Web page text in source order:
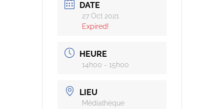
DATE
27 Oct 2021
Expired!
HEURE
14h00 - 15h00
LIEU
Médiathèque